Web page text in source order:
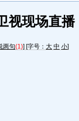
视现场直播
两句(1)] [字号： 大 中 小]